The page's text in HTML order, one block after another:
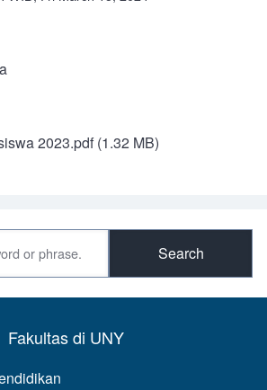
2023.pdf (1.32 MB)
Fakultas di UNY